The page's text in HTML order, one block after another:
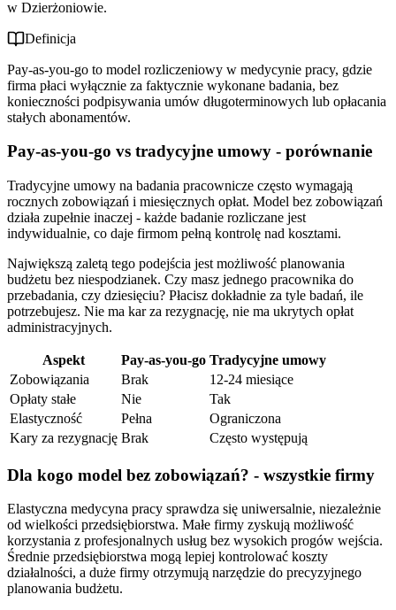
w Dzierżoniowie.
Definicja
Pay-as-you-go to model rozliczeniowy w medycynie pracy, gdzie
firma płaci wyłącznie za faktycznie wykonane badania, bez
konieczności podpisywania umów długoterminowych lub opłacania
stałych abonamentów.
Pay-as-you-go vs tradycyjne umowy - porównanie
Tradycyjne umowy na badania pracownicze często wymagają
rocznych zobowiązań i miesięcznych opłat. Model bez zobowiązań
działa zupełnie inaczej - każde badanie rozliczane jest
indywidualnie, co daje firmom pełną kontrolę nad kosztami.
Największą zaletą tego podejścia jest możliwość planowania
budżetu bez niespodzianek. Czy masz jednego pracownika do
przebadania, czy dziesięciu? Płacisz dokładnie za tyle badań, ile
potrzebujesz. Nie ma kar za rezygnację, nie ma ukrytych opłat
administracyjnych.
Aspekt Pay-as-you-go Tradycyjne umowy
Zobowiązania
Brak
12-24 miesiące
Opłaty stałe
Nie
Tak
Elastyczność
Pełna
Ograniczona
Kary za rezygnację Brak Często występują
Dla kogo model bez zobowiązań? - wszystkie firmy
Elastyczna medycyna pracy sprawdza się uniwersalnie, niezależnie
od wielkości przedsiębiorstwa. Małe firmy zyskują możliwość
korzystania z profesjonalnych usług bez wysokich progów wejścia.
Średnie przedsiębiorstwa mogą lepiej kontrolować koszty
działalności, a duże firmy otrzymują narzędzie do precyzyjnego
planowania budżetu.